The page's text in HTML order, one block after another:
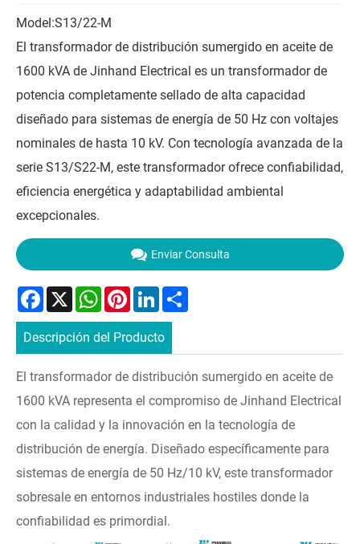
Model:S13/22-M
El transformador de distribución sumergido en aceite de
1600 kVA de Jinhand Electrical es un transformador de
potencia completamente sellado de alta capacidad
diseñado para sistemas de energía de 50 Hz con voltajes
nominales de hasta 10 kV. Con tecnología avanzada de la
serie S13/S22-M, este transformador ofrece confiabilidad,
eficiencia energética y adaptabilidad ambiental
excepcionales.
Enviar Consulta
Facebook
X WhatsApp
PinterestLinkedIn
Descripción del Producto
El transformador de distribución sumergido en aceite de
1600 kVA representa el compromiso de Jinhand Electrical
con la calidad y la innovación en la tecnología de
distribución de energía. Diseñado específicamente para
sistemas de energía de 50 Hz/10 kV, este transformador
sobresale en entornos industriales hostiles donde la
confiabilidad es primordial.